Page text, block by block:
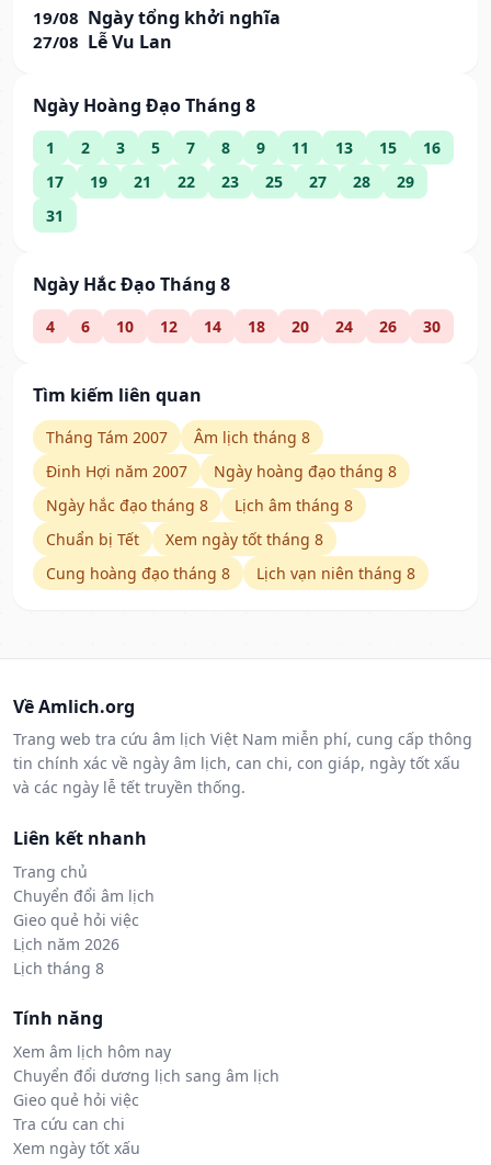
19/08 Ngày tổng khởi nghĩa
27/08 Lễ Vu Lan
Ngày Hoàng Đạo Tháng 8
1 2 3 5 7 8 9 11 13 15
16
17
19 21 22 23 25 27 28
29
31
Ngày Hắc Đạo Tháng 8
4 6 10 12 14 18 20 24 26 30
Tìm kiếm liên quan
Tháng Tám 2007
Âm lịch tháng 8
Đinh Hợi năm 2007
Ngày hoàng đạo tháng 8
Ngày hắc đạo tháng 8
Lịch âm tháng 8
Chuẩn bị Tết
Xem ngày tốt tháng 8
Cung hoàng đạo tháng 8
Lịch vạn niên tháng 8
Về Amlich.org
Trang web tra cứu âm lịch Việt Nam miễn phí, cung cấp thông
tin chính xác về ngày âm lịch, can chi, con giáp, ngày tốt xấu
và các ngày lễ tết truyền thống.
Liên kết nhanh
Trang chủ
Chuyển đổi âm lịch
Gieo quẻ hỏi việc
Lịch năm 2026
Lịch tháng 8
Tính năng
Xem âm lịch hôm nay
Chuyển đổi dương lịch sang âm lịch
Gieo quẻ hỏi việc
Tra cứu can chi
Xem ngày tốt xấu